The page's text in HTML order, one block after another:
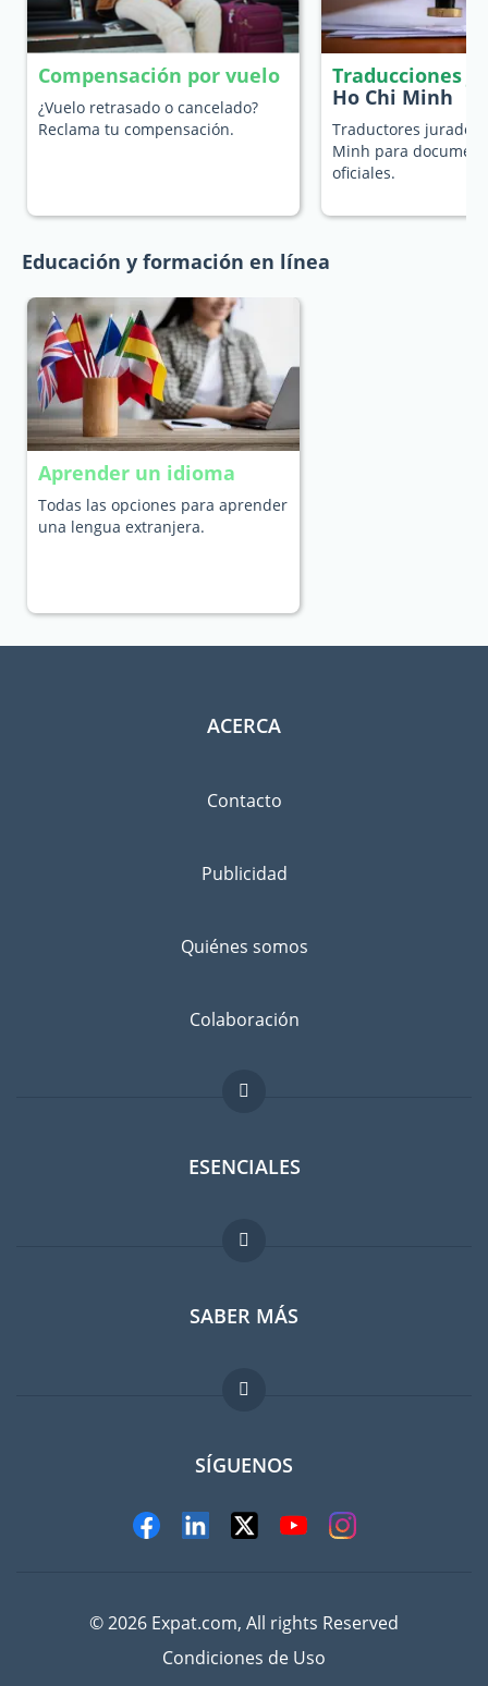
Compensación por vuelo
¿Vuelo retrasado o cancelado?
Reclama tu compensación.
Traducciones
Ho Chi Minh
Traductores jurados
Minh para
oficiales.
Educación y formación en línea
Aprender un idioma
Todas las opciones para aprender
una lengua extranjera.
ACERCA
Contacto
Publicidad
Quiénes somos
Colaboración
ESENCIALES
Foro para expatriados
Guia para expatriados
Trabajos en el extranjero
SABER MÁS
FAQ
SÍGUENOS
© 2026 Expat.com, All rights Reserved
Condiciones de Uso